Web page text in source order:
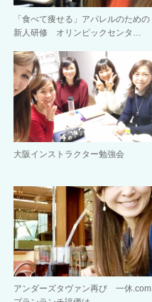
「食べて痩せる」アパレルのための
新人研修 オリンピックセンタ…
大阪インストラクター勉強会
アンダーズタヴァン再び 一休.com